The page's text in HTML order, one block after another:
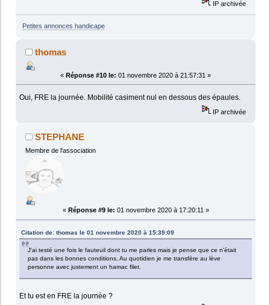
IP archivée
Petites annonces handicape
thomas
« Réponse #10 le: 01 novembre 2020 à 21:57:31 »
Oui, FRE la journée. Mobilité casiment nul en dessous des épaules.
IP archivée
STEPHANE
Membre de l'association
« Réponse #9 le: 01 novembre 2020 à 17:20:11 »
Citation de: thomas le 01 novembre 2020 à 15:39:09
J'ai testé une fois le fauteuil dont tu me parles mais je pense que ce n'était
pas dans les bonnes conditions. Au quotidien je me transfère au lève
personne avec justement un hamac filet.
Et tu est en FRE la journée ?